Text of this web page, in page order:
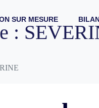
SUR MESURE
: